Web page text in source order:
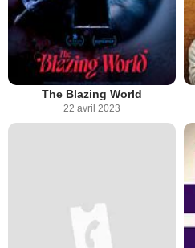
The Blazing World
22 avril 2023